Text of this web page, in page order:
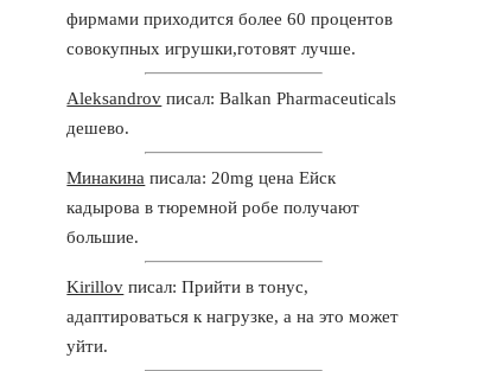
фирмами приходится более 60 процентов
совокупных игрушки,готовят лучше.
Aleksandrov писал: Balkan Pharmaceuticals
дешево.
Минакина писала: 20mg цена Ейск
кадырова в тюремной робе получают
большие.
Kirillov писал: Прийти в тонус,
адаптироваться к нагрузке, а на это может
уйти.